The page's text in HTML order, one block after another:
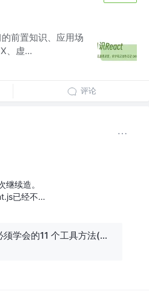
前置知识、应用场
、虚...
评论
续造。
已经不…
JavaScript 必须学会的11 个工具方法(避免重复造轮子)